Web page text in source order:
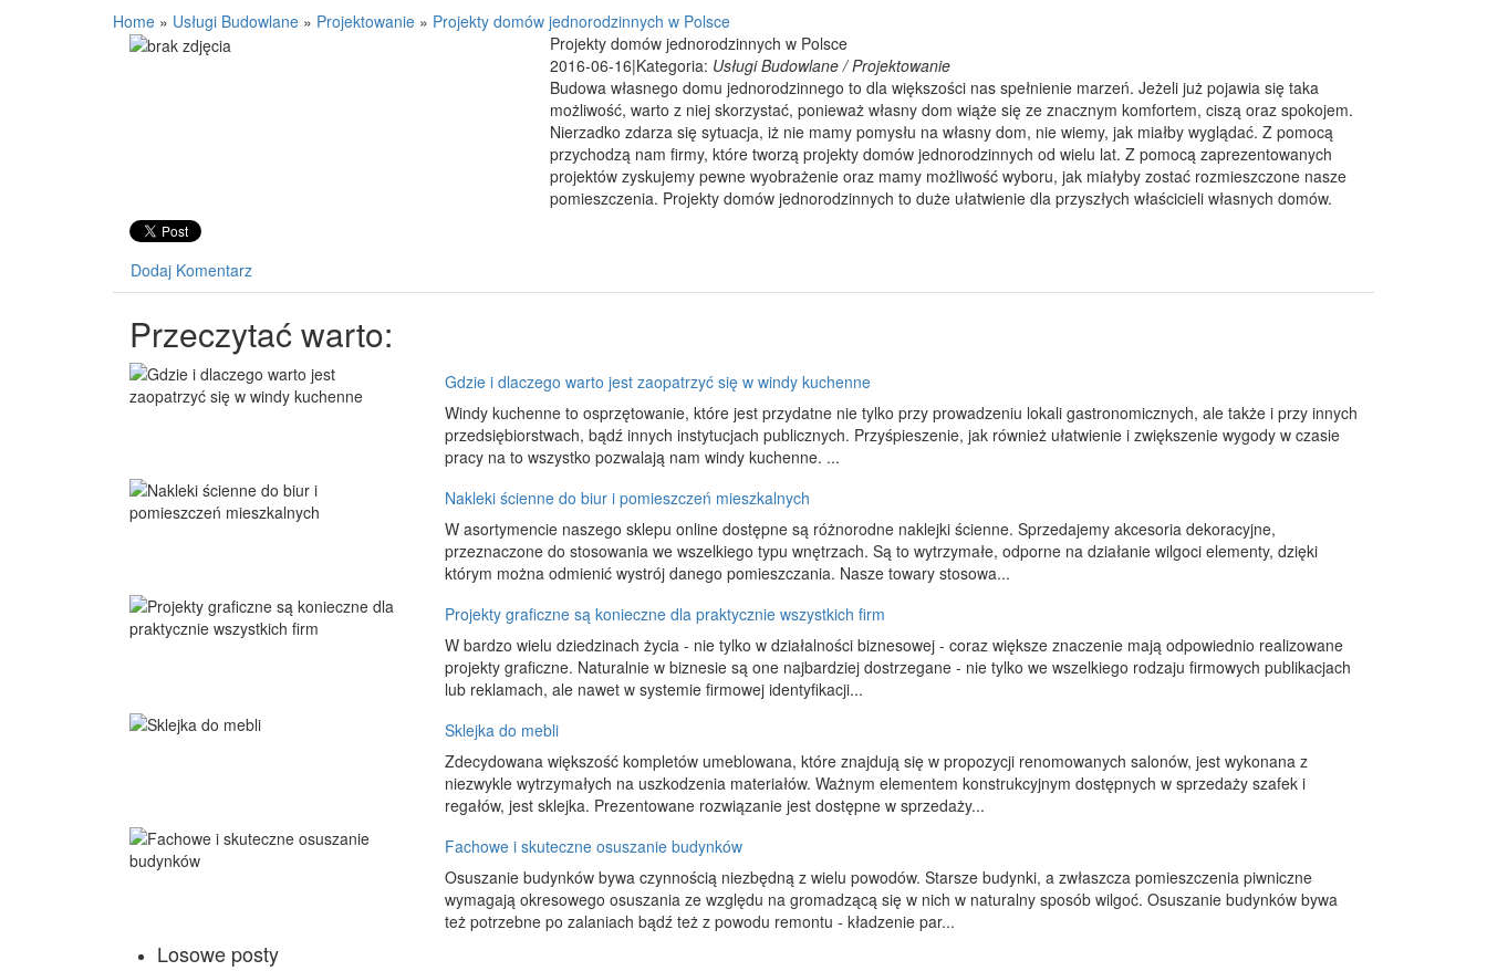
Home » Usługi Budowlane » Projektowanie » Projekty domów jednorodzinnych w Polsce
Projekty domów jednorodzinnych w Polsce
2016-06-16|Kategoria: Usługi Budowlane / Projektowanie
Budowa własnego domu jednorodzinnego to dla większości nas spełnienie marzeń. Jeżeli już pojawia się taka
możliwość, warto z niej skorzystać, ponieważ własny dom wiąże się ze znacznym komfortem, ciszą oraz spokojem.
Nierzadko zdarza się sytuacja, iż nie mamy pomysłu na własny dom, nie wiemy, jak miałby wyglądać. Z pomocą
przychodzą nam firmy, które tworzą projekty domów jednorodzinnych od wielu lat. Z pomocą zaprezentowanych
projektów zyskujemy pewne wyobrażenie oraz mamy możliwość wyboru, jak miałyby zostać rozmieszczone nasze
pomieszczenia. Projekty domów jednorodzinnych to duże ułatwienie dla przyszłych właścicieli własnych domów.
Dodaj Komentarz
Przeczytać warto:
Gdzie i dlaczego warto jest zaopatrzyć się w windy kuchenne
Windy kuchenne to osprzętowanie, które jest przydatne nie tylko przy prowadzeniu lokali gastronomicznych, ale także i przy innych
przedsiębiorstwach, bądź innych instytucjach publicznych. Przyśpieszenie, jak również ułatwienie i zwiększenie wygody w czasie
pracy na to wszystko pozwalają nam windy kuchenne. ...
Nakleki ścienne do biur i pomieszczeń mieszkalnych
W asortymencie naszego sklepu online dostępne są różnorodne naklejki ścienne. Sprzedajemy akcesoria dekoracyjne,
przeznaczone do stosowania we wszelkiego typu wnętrzach. Są to wytrzymałe, odporne na działanie wilgoci elementy, dzięki
którym można odmienić wystrój danego pomieszczania. Nasze towary stosowa...
Projekty graficzne są konieczne dla praktycznie wszystkich firm
W bardzo wielu dziedzinach życia - nie tylko w działalności biznesowej - coraz większe znaczenie mają odpowiednio realizowane
projekty graficzne. Naturalnie w biznesie są one najbardziej dostrzegane - nie tylko we wszelkiego rodzaju firmowych publikacjach
lub reklamach, ale nawet w systemie firmowej identyfikacji...
Sklejka do mebli
Zdecydowana większość kompletów umeblowana, które znajdują się w propozycji renomowanych salonów, jest wykonana z
niezwykle wytrzymałych na uszkodzenia materiałów. Ważnym elementem konstrukcyjnym dostępnych w sprzedaży szafek i
regałów, jest sklejka. Prezentowane rozwiązanie jest dostępne w sprzedaży...
Fachowe i skuteczne osuszanie budynków
Osuszanie budynków bywa czynnością niezbędną z wielu powodów. Starsze budynki, a zwłaszcza pomieszczenia piwniczne
wymagają okresowego osuszania ze względu na gromadzącą się w nich w naturalny sposób wilgoć. Osuszanie budynków bywa
też potrzebne po zalaniach bądź też z powodu remontu - kładzenie par...
Losowe posty